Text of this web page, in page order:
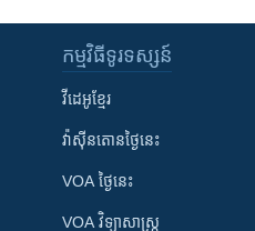
កម្មវិធី​ទូរទស្សន៍
វីដេអូ​ខ្មែរ
វ៉ាស៊ីនតោន​ថ្ងៃ​នេះ
VOA ថ្ងៃនេះ
VOA ​វិទ្យាសាស្ត្រ